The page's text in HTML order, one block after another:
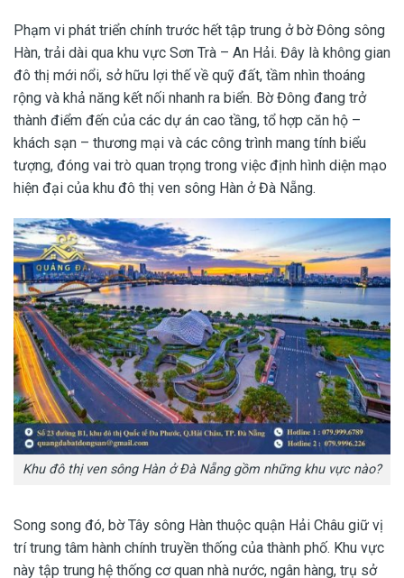
Phạm vi phát triển chính trước hết tập trung ở bờ Đông sông
Hàn, trải dài qua khu vực Sơn Trà – An Hải. Đây là không gian
đô thị mới nổi, sở hữu lợi thế về quỹ đất, tầm nhìn thoáng
rộng và khả năng kết nối nhanh ra biển. Bờ Đông đang trở
thành điểm đến của các dự án cao tầng, tổ hợp căn hộ –
khách sạn – thương mại và các công trình mang tính biểu
tượng, đóng vai trò quan trọng trong việc định hình diện mạo
hiện đại của khu đô thị ven sông Hàn ở Đà Nẵng.
Khu đô thị ven sông Hàn ở Đà Nẵng gồm những khu vực nào?
Song song đó, bờ Tây sông Hàn thuộc quận Hải Châu giữ vị
trí trung tâm hành chính truyền thống của thành phố. Khu vực
này tập trung hệ thống cơ quan nhà nước, ngân hàng, trụ sở